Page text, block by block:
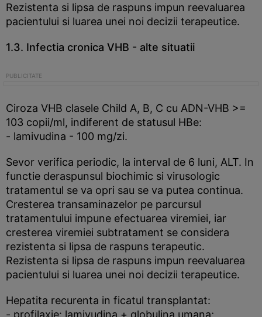
Rezistenta si lipsa de raspuns impun reevaluarea
pacientului si luarea unei noi decizii terapeutice.
1.3. Infectia cronica VHB - alte situatii
Ciroza VHB clasele Child A, B, C cu ADN-VHB >=
103 copii/ml, indiferent de statusul HBe:
- lamivudina - 100 mg/zi.
Sevor verifica periodic, la interval de 6 luni, ALT. In
functie deraspunsul biochimic si virusologic
tratamentul se va opri sau se va putea continua.
Cresterea transaminazelor pe parcursul
tratamentului impune efectuarea viremiei, iar
cresterea viremiei subtratament se considera
rezistenta si lipsa de raspuns terapeutic.
Rezistenta si lipsa de raspuns impun reevaluarea
pacientului si luarea unei noi decizii terapeutice.
Hepatita recurenta in ficatul transplantat:
- profilaxie: lamivudina + globulina umana;